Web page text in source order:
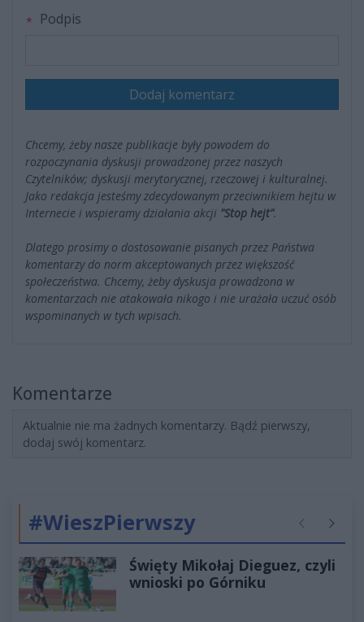
Podpis
Dodaj komentarz
Chcemy, żeby nasze publikacje były powodem do
rozpoczynania dyskusji prowadzonej przez naszych
Czytelników; dyskusji merytorycznej, rzeczowej i kulturalnej.
Jako redakcja jesteśmy zdecydowanym przeciwnikiem hejtu w
Internecie i wspieramy działania akcji "Stop hejt".
Dlatego prosimy o dostosowanie pisanych przez Państwa
komentarzy do norm akceptowanych przez większość
społeczeństwa. Chcemy, żeby dyskusja prowadzona w
komentarzach nie atakowała nikogo i nie urażała uczuć osób
wspominanych w tych wpisach.
Komentarze
Aktualnie nie ma żadnych komentarzy. Bądź pierwszy,
dodaj swój komentarz.
#WieszPierwszy Poprzednie
Święty Mikołaj Dieguez, czyli
wnioski po Górniku